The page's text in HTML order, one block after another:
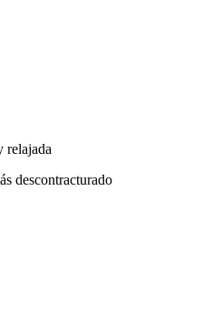
relajada
descontracturado